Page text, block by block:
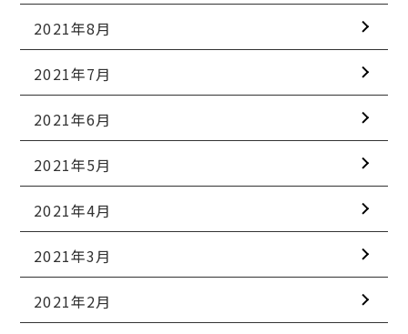
2021年8月
2021年7月
2021年6月
2021年5月
2021年4月
2021年3月
2021年2月